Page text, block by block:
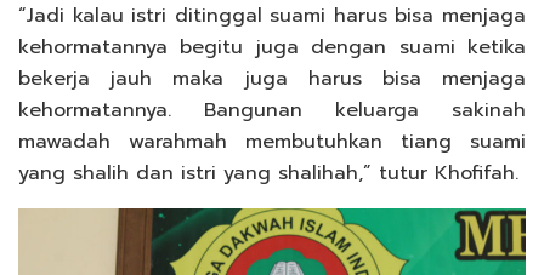
“Jadi kalau istri ditinggal suami harus bisa menjaga
kehormatannya begitu juga dengan suami ketika
bekerja jauh maka juga harus bisa menjaga
kehormatannya. Bangunan keluarga sakinah
mawadah warahmah membutuhkan tiang suami
yang shalih dan istri yang shalihah,” tutur Khofifah.